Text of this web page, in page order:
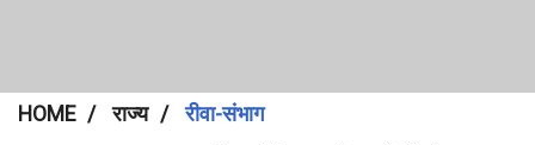
HOME राज्य रीवा-संभाग